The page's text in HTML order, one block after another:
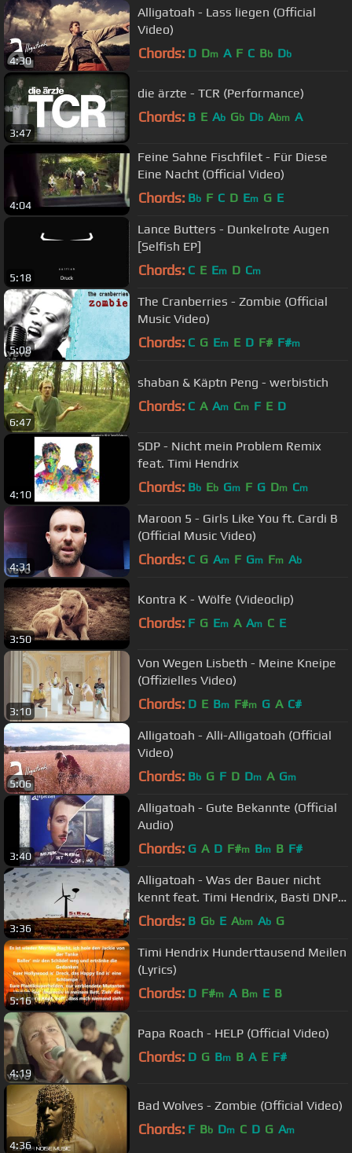
4:30
Alligatoah - Lass liegen (Official
Video)
Chords: D Dm A F C Bb Db
3:47
die ärzte - TCR (Performance)
Chords: B E Ab Gb Db Abm A
4:04
Feine Sahne Fischfilet - Für Diese
Eine Nacht (Official Video)
Chords: Bb F C D Em G E
5:18
Lance Butters - Dunkelrote Augen
[Selfish EP]
Chords: C E Em D Cm
5:08
The Cranberries - Zombie (Official
Music Video)
Chords: C G Em E D F# F#m
6:47
shaban & Käptn Peng - werbistich
Chords: C A Am Cm F E D
4:10
SDP - Nicht mein Problem Remix
feat. Timi Hendrix
Chords: Bb Eb Gm F G Dm Cm
4:31
Maroon 5 - Girls Like You ft. Cardi B
(Official Music Video)
Chords: C G Am F Gm Fm Ab
3:50
Kontra K - Wölfe (Videoclip)
Chords: F G Em A Am C E
3:10
Von Wegen Lisbeth - Meine Kneipe
(Offizielles Video)
Chords: D E Bm F#m G A C#
5:06
Alligatoah - Alli-Alligatoah (Official
Video)
Chords: Bb G F D Dm A Gm
3:40
Alligatoah - Gute Bekannte (Official
Audio)
Chords: G A D F#m Bm B F#
3:36
Alligatoah - Was der Bauer nicht
kennt feat. Timi Hendrix, Basti DNP
(Lyrics)
Chords: B Gb E Abm Ab G
5:16
Timi Hendrix Hunderttausend Meilen
(Lyrics)
Chords: D F#m A Bm E B
4:19
Papa Roach - HELP (Official Video)
Chords: D G Bm B A E F#
4:36
Bad Wolves - Zombie (Official Video)
Chords: F Bb Dm C D G Am